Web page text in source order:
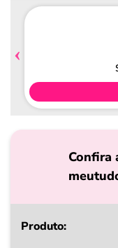
Confira
Produto